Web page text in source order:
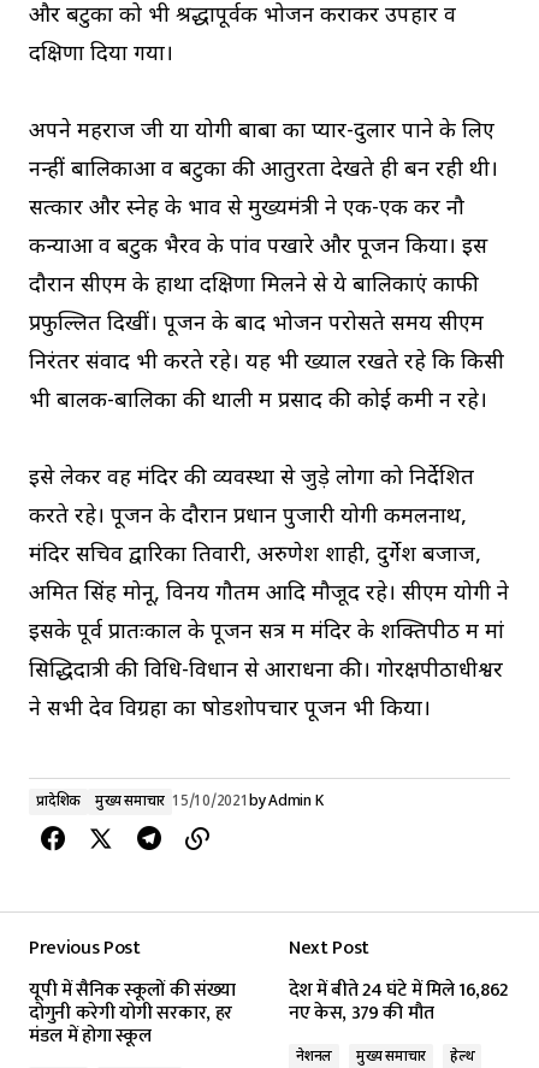
और बटुकों को भी श्रद्धापूर्वक भोजन कराकर उपहार व
दक्षिणा दिया गया।
अपने महराज जी या योगी बाबा का प्यार-दुलार पाने के लिए
नन्हीं बालिकाओं व बटुकों की आतुरता देखते ही बन रही थी।
सत्कार और स्नेह के भाव से मुख्यमंत्री ने एक-एक कर नौ
कन्याओं व बटुक भैरव के पांव पखारे और पूजन किया। इस
दौरान सीएम के हाथों दक्षिणा मिलने से ये बालिकाएं काफी
प्रफुल्लित दिखीं। पूजन के बाद भोजन परोसते समय सीएम
निरंतर संवाद भी करते रहे। यह भी ख्याल रखते रहे कि किसी
भी बालक-बालिका की थाली में प्रसाद की कोई कमी न रहे।
इसे लेकर वह मंदिर की व्यवस्था से जुड़े लोगों को निर्देशित
करते रहे। पूजन के दौरान प्रधान पुजारी योगी कमलनाथ,
मंदिर सचिव द्वारिका तिवारी, अरुणेश शाही, दुर्गेश बजाज,
अमित सिंह मोनू, विनय गौतम आदि मौजूद रहे। सीएम योगी ने
इसके पूर्व प्रातःकाल के पूजन सत्र में मंदिर के शक्तिपीठ में मां
सिद्धिदात्री की विधि-विधान से आराधना की। गोरक्षपीठाधीश्वर
ने सभी देव विग्रहों का षोडशोपचार पूजन भी किया।
प्रादेशिक मुख्य समाचार 15/10/2021byAdmin K
Previous Post
यूपी में सैनिक स्‍कूलों की संख्‍या
दोगुनी करेगी योगी सरकार, हर
मंडल में होगा स्कूल
Next Post
देश में बीते 24 घंटे में मिले 16,862
नए केस, 379 की मौत
नेशनल मुख्य समाचार
हेल्थ